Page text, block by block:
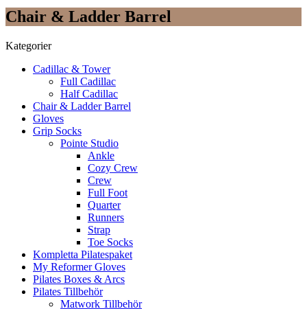
Chair & Ladder Barrel
Kategorier
Cadillac & Tower
Full Cadillac
Half Cadillac
Chair & Ladder Barrel
Gloves
Grip Socks
Pointe Studio
Ankle
Cozy Crew
Crew
Full Foot
Quarter
Runners
Strap
Toe Socks
Kompletta Pilatespaket
My Reformer Gloves
Pilates Boxes & Arcs
Pilates Tillbehör
Matwork Tillbehör